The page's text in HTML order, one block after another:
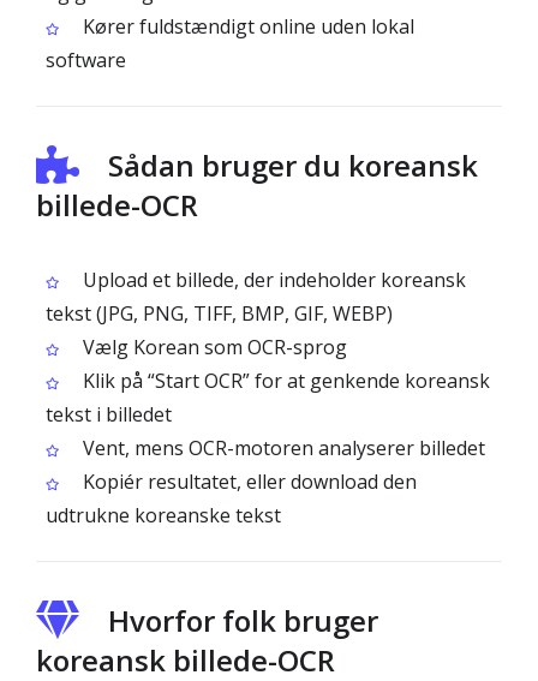
Kører fuldstændigt online uden lokal
software
Sådan bruger du koreansk
billede-OCR
Upload et billede, der indeholder koreansk
tekst (JPG, PNG, TIFF, BMP, GIF, WEBP)
Vælg Korean som OCR-sprog
Klik på “Start OCR” for at genkende koreansk
tekst i billedet
Vent, mens OCR-motoren analyserer billedet
Kopiér resultatet, eller download den
udtrukne koreanske tekst
Hvorfor folk bruger
koreansk billede-OCR